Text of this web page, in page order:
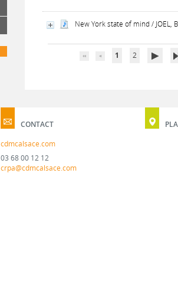
New York state of mind / JOEL,
1 2
CONTACT
cdmcalsace.com
03 68 00 12 12
crpa@cdmcalsace.com